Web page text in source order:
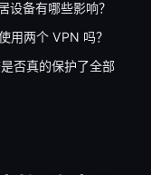
设备有哪些影响？
用两个 VPN 吗？
否真的保护了全部